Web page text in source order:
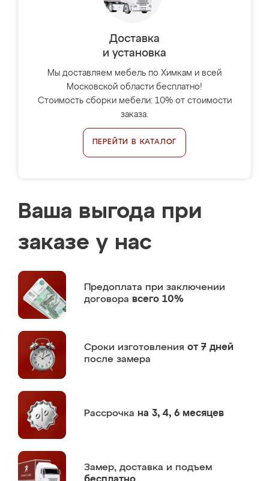
Доставка
и установка
Мы доставляем мебель по Химкам и всей
Московской области бесплатно!
Стоимость сборки мебели: 10% от стоимости
заказа.
ПЕРЕЙТИ В КАТАЛОГ
Ваша выгода при
заказе у нас
Предоплата при заключении
договора всего 10%
Сроки изготовления от 7 дней
после замера
Рассрочка на 3, 4, 6 месяцев
Замер, доставка и подъем